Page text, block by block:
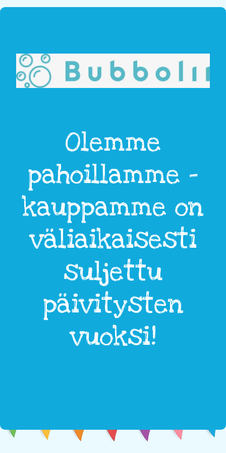
Olemme
pahoillamme -
kauppamme on
väliaikaisesti
suljettu
päivitysten
vuoksi!